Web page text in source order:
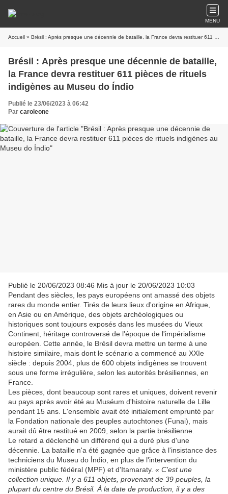
MENU
Accueil » Brésil : Après presque une décennie de bataille, la France devra restituer 611 pièces de rituels indigènes au Museu do Índio
Brésil : Après presque une décennie de bataille,
la France devra restituer 611 pièces de rituels
indigènes au Museu do Índio
Publié le 23/06/2023 à 06:42
Par caroleone
Publié le 20/06/2023 08:46 Mis à jour le 20/06/2023 10:03
Pendant des siècles, les pays européens ont amassé des objets
rares du monde entier. Tirés de leurs lieux d'origine en Afrique,
en Asie ou en Amérique, des objets archéologiques ou
historiques sont toujours exposés dans les musées du Vieux
Continent, héritage controversé de l'époque de l'impérialisme
européen. Cette année, le Brésil devra mettre un terme à une
histoire similaire, mais dont le scénario a commencé au XXIe
siècle : depuis 2004, plus de 600 objets indigènes se trouvent
sous une forme irrégulière, selon les autorités brésiliennes, en
France.
Les pièces, dont beaucoup sont rares et uniques, doivent revenir
au pays après avoir été au Muséum d'histoire naturelle de Lille
pendant 15 ans. L'ensemble avait été initialement emprunté par
la Fondation nationale des peuples autochtones (Funai), mais
aurait dû être restitué en 2009, selon la partie brésilienne.
Le retard a déclenché un différend qui a duré plus d'une
décennie. La bataille n'a été gagnée que grâce à l'insistance des
techniciens du Museu do Índio, en plus de l'intervention du
ministère public fédéral (MPF) et d'Itamaraty. « C'est une
collection unique. Il y a 611 objets, provenant de 39 peuples, la
plupart du centre du Brésil. À la date de production, il y a des